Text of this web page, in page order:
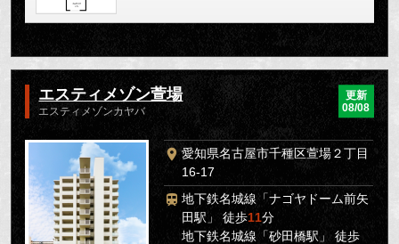
エスティメゾン萱場
エスティメゾンカヤバ
更新
08/08
愛知県名古屋市千種区萱場２丁目
16-17
地下鉄名城線「ナゴヤドーム前矢
田駅」 徒歩11分
地下鉄名城線「砂田橋駅」 徒歩